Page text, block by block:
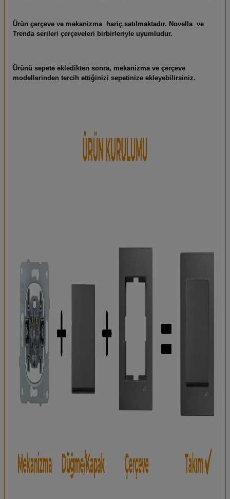
Ürün çerçeve ve mekanizma hariç satılmaktadır. Novella ve
Trenda serileri çerçeveleri birbirleriyle uyumludur.
Ürünü sepete ekledikten sonra, mekanizma ve çerçeve
modellerinden tercih ettiğinizi sepetinize ekleyebilirsiniz.